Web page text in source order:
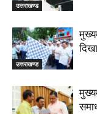
उत्तराखण्ड
उत्तराखण्ड